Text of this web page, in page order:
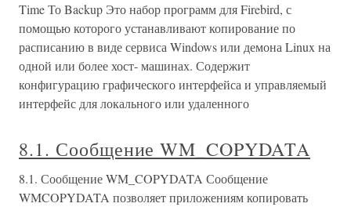
Time То Backup Это набор программ для Firebird, с
помощью которого устанавливают копирование по
расписанию в виде сервиса Windows или демона Linux на
одной или более хост- машинах. Содержит
конфигурацию графического интерфейса и управляемый
интерфейс для локального или удаленного
8.1. Сообщение WM_COPYDATA
8.1. Сообщение WM_COPYDATA Сообщение
WMCOPYDATA позволяет приложениям копировать